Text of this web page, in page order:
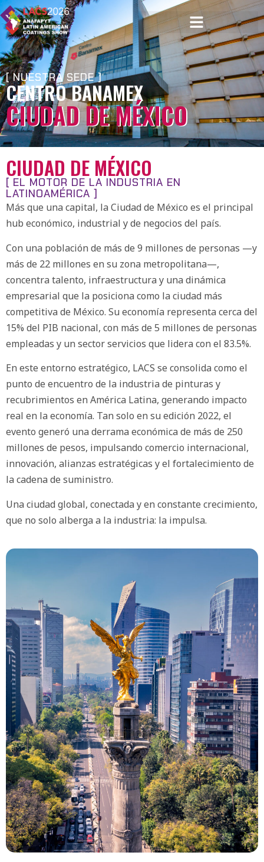
[ NUESTRA SEDE ]
CENTRO BANAMEX
CIUDAD DE MÉXICO
CIUDAD DE MÉXICO
[ EL MOTOR DE LA INDUSTRIA EN
LATINOAMÉRICA ]
Más que una capital, la Ciudad de México es el principal
hub económico, industrial y de negocios del país.
Con una población de más de 9 millones de personas —y
más de 22 millones en su zona metropolitana—,
concentra talento, infraestructura y una dinámica
empresarial que la posiciona como la ciudad más
competitiva de México. Su economía representa cerca del
15% del PIB nacional, con más de 5 millones de personas
empleadas y un sector servicios que lidera con el 83.5%.
En este entorno estratégico, LACS se consolida como el
punto de encuentro de la industria de pinturas y
recubrimientos en América Latina, generando impacto
real en la economía. Tan solo en su edición 2022, el
evento generó una derrama económica de más de 250
millones de pesos, impulsando comercio internacional,
innovación, alianzas estratégicas y el fortalecimiento de
la cadena de suministro.
Una ciudad global, conectada y en constante crecimiento,
que no solo alberga a la industria: la impulsa.